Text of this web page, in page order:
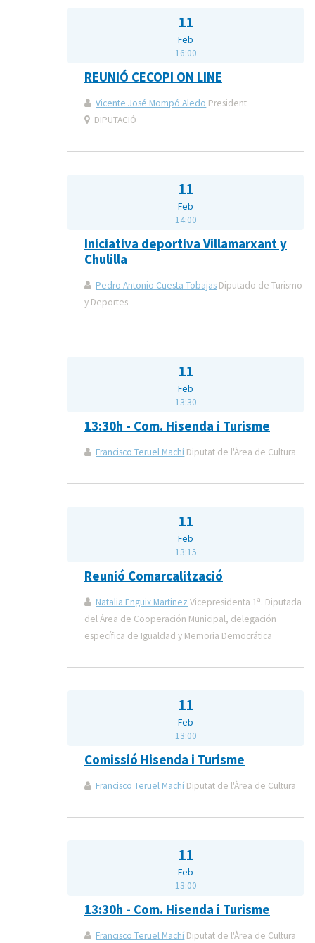
11
Feb
16:00
REUNIÓ CECOPI ON LINE
Vicente José Mompó Aledo President
DIPUTACIÓ
11
Feb
14:00
Iniciativa deportiva Villamarxant y
Chulilla
Pedro Antonio Cuesta Tobajas Diputado de Turismo
y Deportes
11
Feb
13:30
13:30h - Com. Hisenda i Turisme
Francisco Teruel Machí Diputat de l'Àrea de Cultura
11
Feb
13:15
Reunió Comarcalització
Natalia Enguix Martinez Vicepresidenta 1ª. Diputada
del Área de Cooperación Municipal, delegación
específica de Igualdad y Memoria Democrática
11
Feb
13:00
Comissió Hisenda i Turisme
Francisco Teruel Machí Diputat de l'Àrea de Cultura
11
Feb
13:00
13:30h - Com. Hisenda i Turisme
Francisco Teruel Machí Diputat de l'Àrea de Cultura